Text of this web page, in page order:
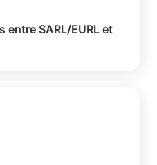
entre SARL/EURL et